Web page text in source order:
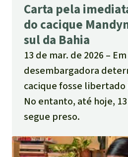
Carta pela
do cacique
sul da Bahia
13 de mar. de 2026
desembargadora
cacique fosse
No entanto, até hoje,
segue preso.